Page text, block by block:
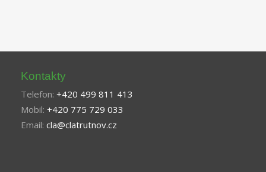
Kontakty
Telefon: +420 499 811 413
Mobil: +420 775 729 033
Email: cla@clatrutnov.cz